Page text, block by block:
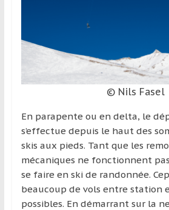
© Nils Fasel
En parapente ou en delta, le
s’effectue depuis le haut des
skis aux pieds. Tant que les
mécaniques ne fonctionnent
se faire en ski de randonnée.
beaucoup de vols entre station
possibles. En démarrant sur la